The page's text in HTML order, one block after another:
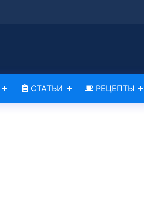
СТАТЬИ РЕЦЕПТЫ